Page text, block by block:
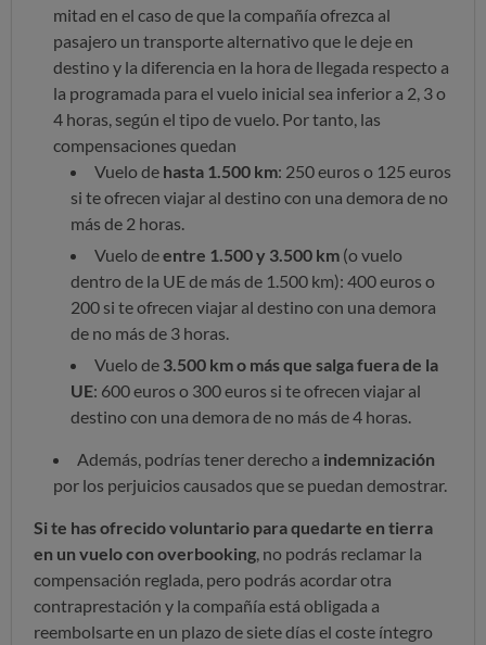
mitad en el caso de que la compañía ofrezca al
pasajero un transporte alternativo que le deje en
destino y la diferencia en la hora de llegada respecto a
la programada para el vuelo inicial sea inferior a 2, 3 o
4 horas, según el tipo de vuelo. Por tanto, las
compensaciones quedan
Vuelo de hasta 1.500 km: 250 euros o 125 euros
si te ofrecen viajar al destino con una demora de no
más de 2 horas.
Vuelo deentre 1.500 y 3.500 km (o vuelo
dentro de la UE de más de 1.500 km): 400 euros o
200 si te ofrecen viajar al destino con una demora
de no más de 3 horas.
Vuelo de 3.500 km o más que salga fuera de la
UE: 600 euros o 300 euros si te ofrecen viajar al
destino con una demora de no más de 4 horas.
Además, podrías tener derecho a indemnización
por los perjuicios causados que se puedan demostrar.
Si te has ofrecido voluntario para quedarte en tierra
en un vuelo con overbooking , no podrás reclamar la
compensación reglada, pero podrás acordar otra
contraprestación y la compañía está obligada a
reembolsarte en un plazo de siete días el coste íntegro